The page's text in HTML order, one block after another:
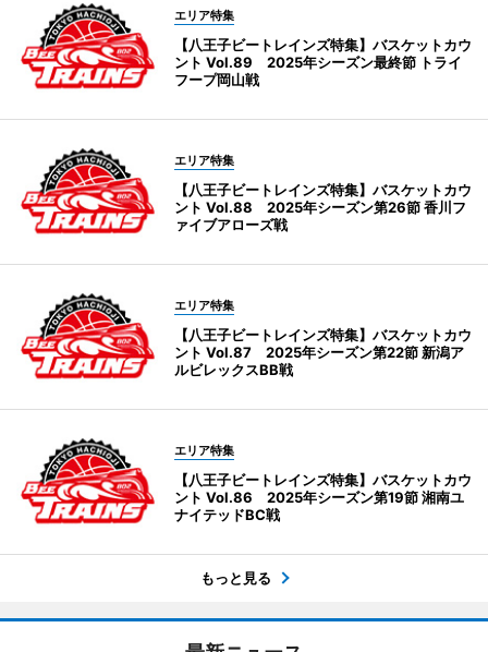
エリア特集
【八王子ビートレインズ特集】バスケットカウ
ント Vol.89 2025年シーズン最終節 トライ
フープ岡山戦
エリア特集
【八王子ビートレインズ特集】バスケットカウ
ント Vol.88 2025年シーズン第26節 香川フ
ァイブアローズ戦
エリア特集
【八王子ビートレインズ特集】バスケットカウ
ント Vol.87 2025年シーズン第22節 新潟ア
ルビレックスBB戦
エリア特集
【八王子ビートレインズ特集】バスケットカウ
ント Vol.86 2025年シーズン第19節 湘南ユ
ナイテッドBC戦
もっと見る